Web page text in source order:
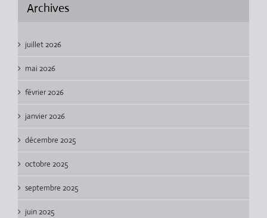
Archives
juillet 2026
mai 2026
février 2026
janvier 2026
décembre 2025
octobre 2025
septembre 2025
juin 2025